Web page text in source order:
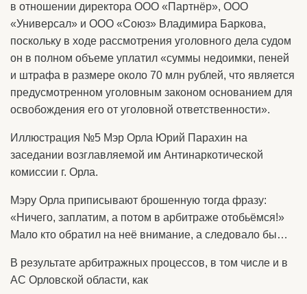
в отношении директора ООО «Партнёр», ООО
«Универсал» и ООО «Союз» Владимира Баркова,
поскольку в ходе рассмотрения уголовного дела судом
он в полном объеме уплатил «суммы недоимки, пеней
и штрафа в размере около 70 млн рублей, что является
предусмотренном уголовным законом основанием для
освобождения его от уголовной ответственности».
Иллюстрация №5 Мэр Орла Юрий Парахин на
заседании возглавляемой им Антинаркотической
комиссии г. Орла.
Мэру Орла приписывают брошенную тогда фразу:
«Ничего, заплатим, а потом в арбитраже отобьёмся!»
Мало кто обратил на неё внимание, а следовало бы…
В результате арбитражных процессов, в том числе и в
АС Орловской области, как